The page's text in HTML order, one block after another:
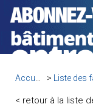
Liste des
< retour à la liste